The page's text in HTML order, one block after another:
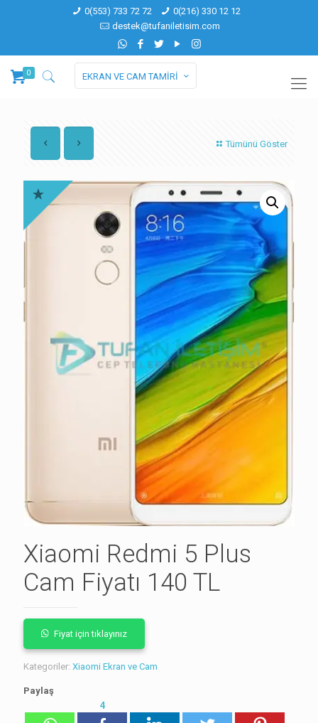
0(553) 733 72 72
0(216) 330 12 12
destek@tufaniletisim.com
0 EKRAN VE CAM TAMİRİ
Tümünü Göster
Xiaomi Redmi 5 Plus
Cam Fiyatı 140 TL
Fiyat için tıklayınız
Kategoriler: Xiaomi Ekran ve Cam
Paylaş
4